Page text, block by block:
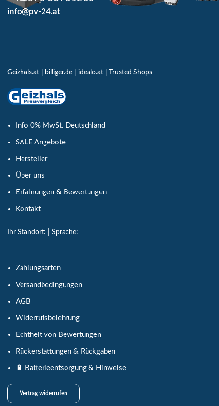
info@pv-24.at
Geizhals.at billiger.de idealo.at Trusted Shops
Info 0% MwSt. Deutschland
SALE Angebote
Hersteller
Über uns
Erfahrungen & Bewertungen
Kontakt
Ihr Standort: | Sprache:
Zahlungsarten
Versandbedingungen
AGB
Widerrufsbelehrung
Echtheit von Bewertungen
Rückerstattungen & Rückgaben
🔋 Batterieentsorgung & Hinweise
Vertrag widerrufen